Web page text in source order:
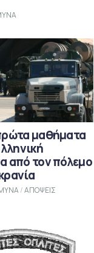
μαθήματα
από τον πόλεμο
/ΑΠΟΨΕΙΣ